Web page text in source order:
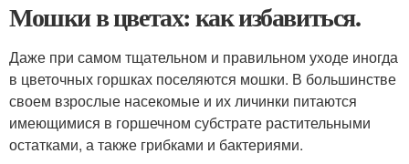
Мошки в цветах: как избавиться.
Даже при самом тщательном и правильном уходе иногда
в цветочных горшках поселяются мошки. В большинстве
своем взрослые насекомые и их личинки питаются
имеющимися в горшечном субстрате растительными
остатками, а также грибками и бактериями.